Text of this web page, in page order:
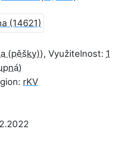
, Využitelnost: 1
rKV